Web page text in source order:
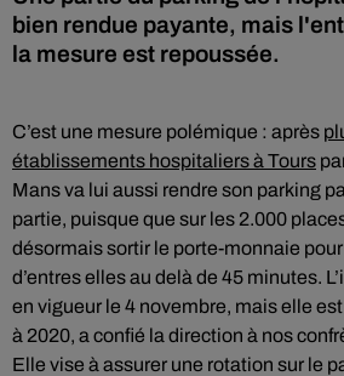
bien rendue payante, mais
la mesure est repoussée.
C’est une mesure polémique : après
établissements hospitaliers à Tours
Mans va lui aussi rendre son parking
partie, puisque que sur les 2.000
désormais sortir le porte-monnaie
d’entres elles au delà de 45 minutes.
en vigueur le 4 novembre, mais elle
à 2020, a confié la direction à nos
Elle vise à assurer une rotation sur le